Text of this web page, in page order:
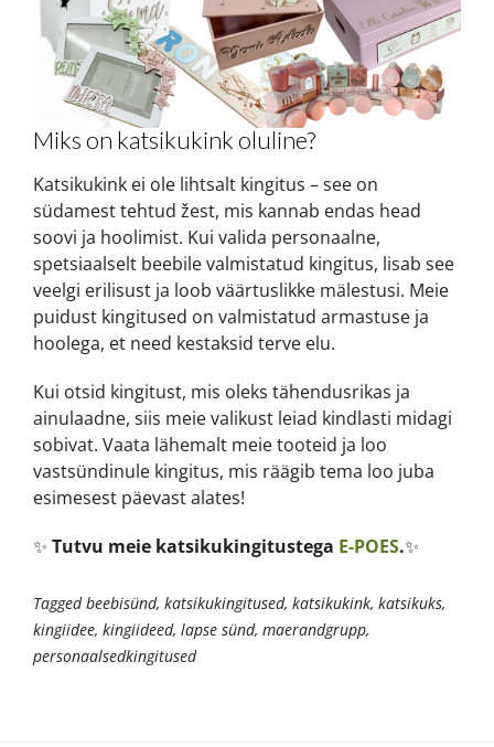
Miks on katsikukink oluline?
Katsikukink ei ole lihtsalt kingitus – see on
südamest tehtud žest, mis kannab endas head
soovi ja hoolimist. Kui valida personaalne,
spetsiaalselt beebile valmistatud kingitus, lisab see
veelgi erilisust ja loob väärtuslikke mälestusi. Meie
puidust kingitused on valmistatud armastuse ja
hoolega, et need kestaksid terve elu.
Kui otsid kingitust, mis oleks tähendusrikas ja
ainulaadne, siis meie valikust leiad kindlasti midagi
sobivat. Vaata lähemalt meie tooteid ja loo
vastsündinule kingitus, mis räägib tema loo juba
esimesest päevast alates!
✨ Tutvu meie katsikukingitustega E-POES.✨
Taggedbeebisünd, katsikukingitused, katsikukink, katsikuks,
kingiidee, kingiideed, lapse sünd, maerandgrupp,
personaalsedkingitused